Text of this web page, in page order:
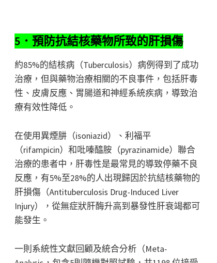
5．預防抗結核藥物所致的肝損傷
約85%的結核病（Tuberculosis）病例得到了成功
治療，但與藥物治療相關的不良事件，包括肝毒
性、皮膚反應、胃腸道和神經系統疾病，導致治
療有效性降低。
在使用異煙肼（isoniazid）、利福平
（rifampicin）和吡嗪醯胺（pyrazinamide）聯合
治療的患者中，肝毒性是最常見的導致停藥不良
反應，有5%至28%的人出現歸因於抗結核藥物的
肝損傷（Antituberculosis Drug-Induced Liver
Injury），從無症狀肝酶升高到暴發性肝衰竭都可
能發生。
一則系統性文獻回顧及統合分析（Meta-